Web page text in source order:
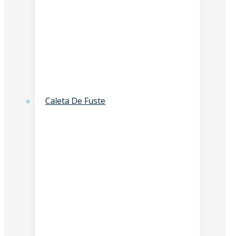
Caleta De Fuste